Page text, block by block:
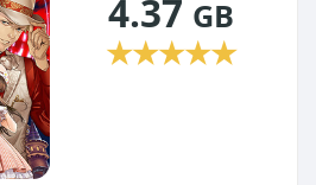
4.37 GB
★★★★★